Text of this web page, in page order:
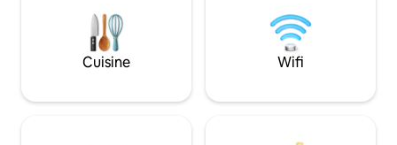
Cuisine Wifi